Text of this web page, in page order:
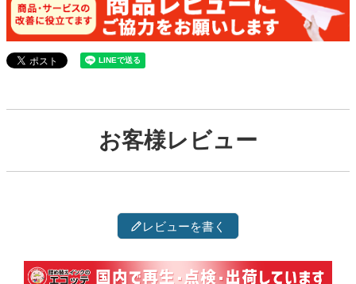
お客様レビュー
レビューを書く